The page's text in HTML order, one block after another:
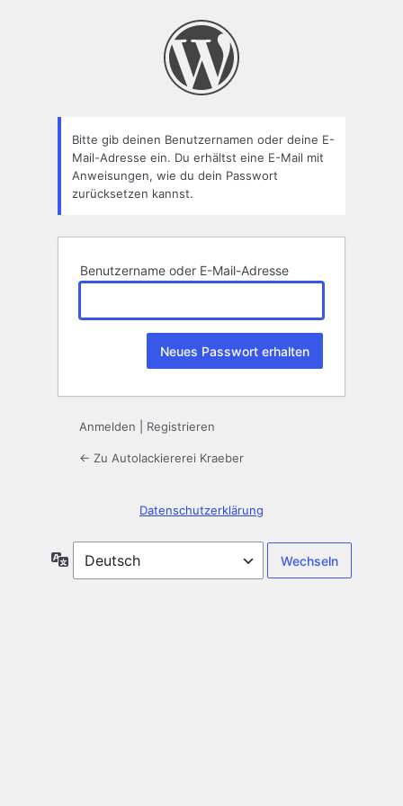
Bitte gib deinen Benutzernamen oder deine E-
Mail-Adresse ein. Du erhältst eine E-Mail mit
Anweisungen, wie du dein Passwort
zurücksetzen kannst.
Benutzername oder E-Mail-Adresse
Anmelden Registrieren
← Zu Autolackiererei Kraeber
Datenschutzerklärung
Sprache